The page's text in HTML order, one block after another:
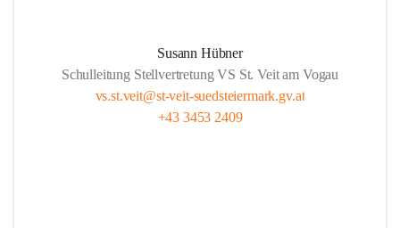
Susann Hübner
Schulleitung Stellvertretung VS St. Veit am Vogau
vs.st.veit@st-veit-suedsteiermark.gv.at
+43 3453 2409